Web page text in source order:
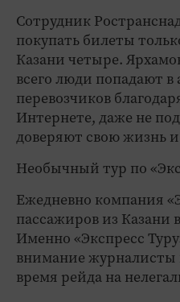
Сотрудник
покупать билеты
Казани четыре.
всего люди попадают в
перевозчиков
Интернете, даже не
доверяют свою жизнь
Необычный тур по
Ежедневно компания
пассажиров из Казани
Именно «Экспресс
внимание журналисты
время рейда на